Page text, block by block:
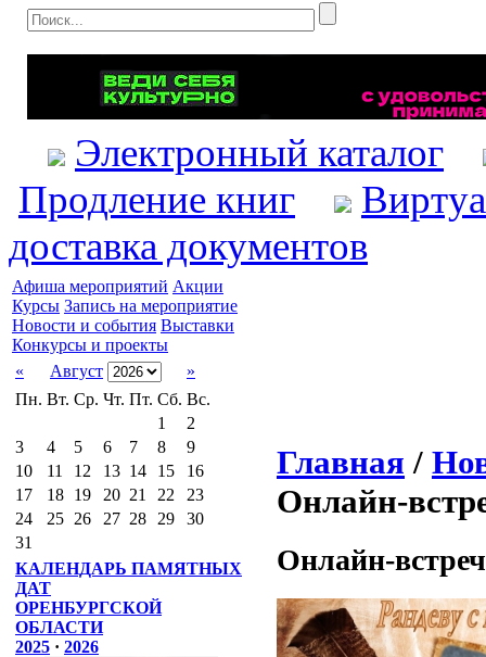
Электронный каталог
Продление книг
доставка документов
Афиша мероприятий Акции
Курсы Запись на мероприятие
Новости и события Выставки
Конкурсы и проекты
«
Август
»
Пн. Вт. Ср. Чт. Пт. Сб. Вс.
1
2
3
4 5 6 7 8
9
10
11 12 13 14 15
16
17
18 19 20 21 22
23
24
25 26 27 28 29
30
31
КАЛЕНДАРЬ ПАМЯТНЫХ
ДАТ
ОРЕНБУРГСКОЙ
ОБЛАСТИ
2025 · 2026
Главная /
Онлайн-
Онлайн-